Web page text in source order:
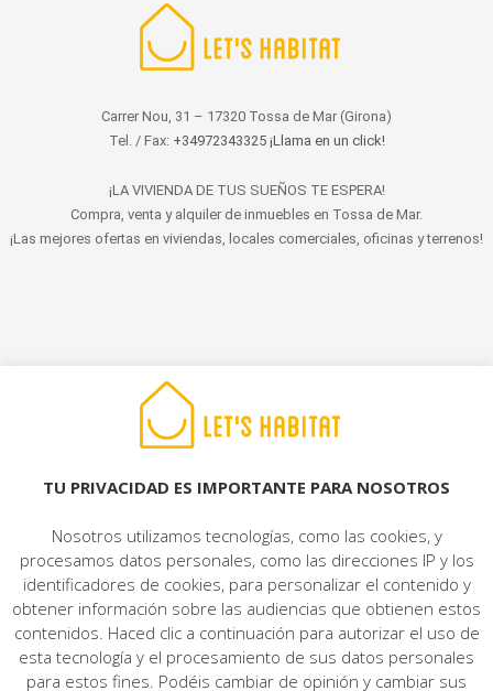
Carrer Nou, 31 – 17320 Tossa de Mar (Girona)
Tel. / Fax: +34972343325 ¡Llama en un click!
¡LA VIVIENDA DE TUS SUEÑOS TE ESPERA!
Compra, venta y alquiler de inmuebles en Tossa de Mar.
¡Las mejores ofertas en viviendas, locales comerciales, oficinas y terrenos!
© 2022 LET'S HABITAT - INMOBILIARIA. Todos los derechos reservados.
TU PRIVACIDAD ES IMPORTANTE PARA NOSOTROS
Nosotros utilizamos tecnologías, como las cookies, y
procesamos datos personales, como las direcciones IP y los
identificadores de cookies, para personalizar el contenido y
obtener información sobre las audiencias que obtienen estos
contenidos. Haced clic a continuación para autorizar el uso de
esta tecnología y el procesamiento de sus datos personales
para estos fines. Podéis cambiar de opinión y cambiar sus